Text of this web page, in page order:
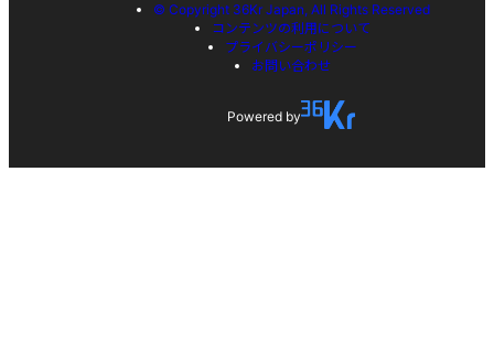
© Copyright 36Kr Japan, All Rights Reserved
コンテンツの利用について
プライバシーポリシー
お問い合わせ
Powered by